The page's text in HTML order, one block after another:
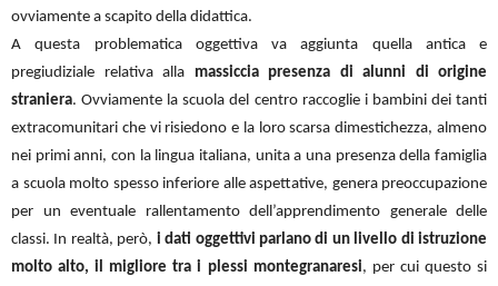
ovviamente a scapito della didattica.
A questa problematica oggettiva va aggiunta quella antica e
pregiudiziale relativa alla massiccia presenza di alunni di origine
straniera. Ovviamente la scuola del centro raccoglie i bambini dei tanti
extracomunitari che vi risiedono e la loro scarsa dimestichezza, almeno
nei primi anni, con la lingua italiana, unita a una presenza della famiglia
a scuola molto spesso inferiore alle aspettative, genera preoccupazione
per un eventuale rallentamento dell’apprendimento generale delle
classi. In realtà, però, i dati oggettivi parlano di un livello di istruzione
molto alto, il migliore tra i plessi montegranaresi, per cui questo si